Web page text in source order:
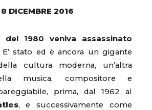
8 DICEMBRE 2016
del 1980 veniva assassinato
E’ stato ed è ancora un gigante
cultura moderna, un’altra
musica, compositore e
prima, dal 1962 al
, e successivamente come